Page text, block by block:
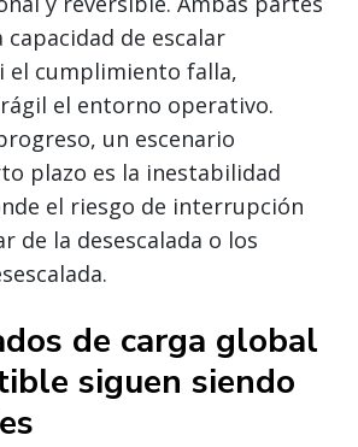
capacidad de escalar
el cumplimiento falla,
el entorno operativo.
un escenario
plazo es la inestabilidad
el riesgo de interrupción
de la desescalada o los
de carga global
siguen siendo